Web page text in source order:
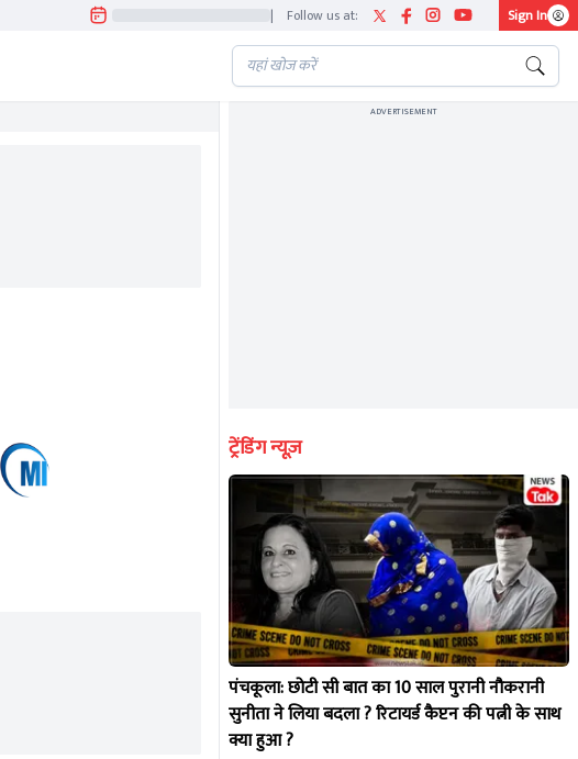
| Follow us at: Sign In
ADVERTISEMENT
ट्रेंडिंग न्यूज़
पंचकूला: छोटी सी बात का 10 साल पुरानी नौकरानी
सुनीता ने लिया बदला ? रिटायर्ड कैप्टन की पत्नी के साथ
क्या हुआ ?